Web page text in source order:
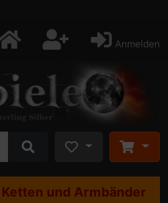
Anmelden
und Armbänder